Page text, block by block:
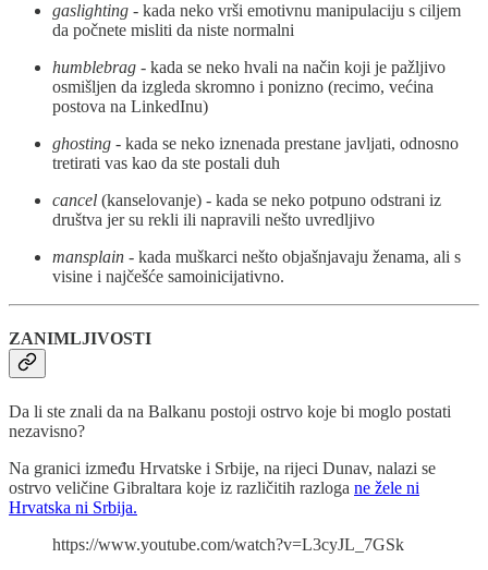
gaslighting - kada neko vrši emotivnu manipulaciju s ciljem
da počnete misliti da niste normalni
humblebrag - kada se neko hvali na način koji je pažljivo
osmišljen da izgleda skromno i ponizno (recimo, većina
postova na LinkedInu)
ghosting - kada se neko iznenada prestane javljati, odnosno
tretirati vas kao da ste postali duh
cancel (kanselovanje) - kada se neko potpuno odstrani iz
društva jer su rekli ili napravili nešto uvredljivo
mansplain - kada muškarci nešto objašnjavaju ženama, ali s
visine i najčešće samoinicijativno.
ZANIMLJIVOSTI
Da li ste znali da na Balkanu postoji ostrvo koje bi moglo postati
nezavisno?
Na granici između Hrvatske i Srbije, na rijeci Dunav, nalazi se
ostrvo veličine Gibraltara koje iz različitih razloga ne žele ni
Hrvatska ni Srbija.
https://www.youtube.com/watch?v=L3cyJL_7GSk